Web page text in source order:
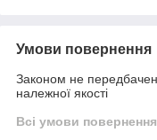
Умови повернення
Законом не
належної якості
Всі умови повернення